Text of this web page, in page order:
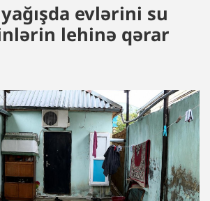
evlərini su
lehinə qərar